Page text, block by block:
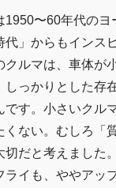
1950〜60年代の
代」からもインス
クルマは、車体が
しっかりとした存
す。小さいクル
ない。むしろ「
だと考えました。
ライも、ややアッ